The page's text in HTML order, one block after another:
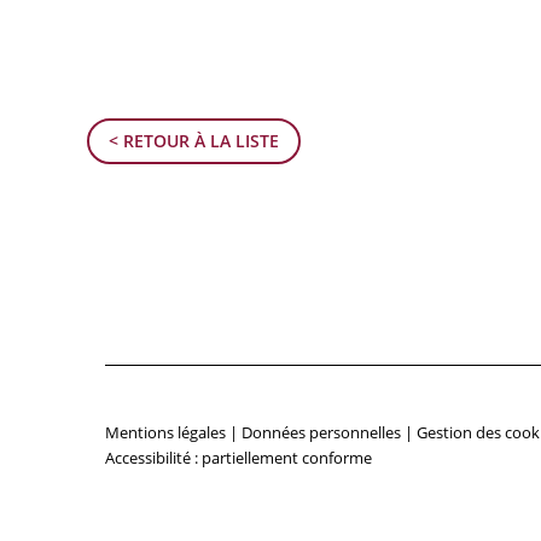
< RETOUR À LA LISTE
Mentions légales | Données personnelles | Gestion des
Accessibilité : partiellement conforme